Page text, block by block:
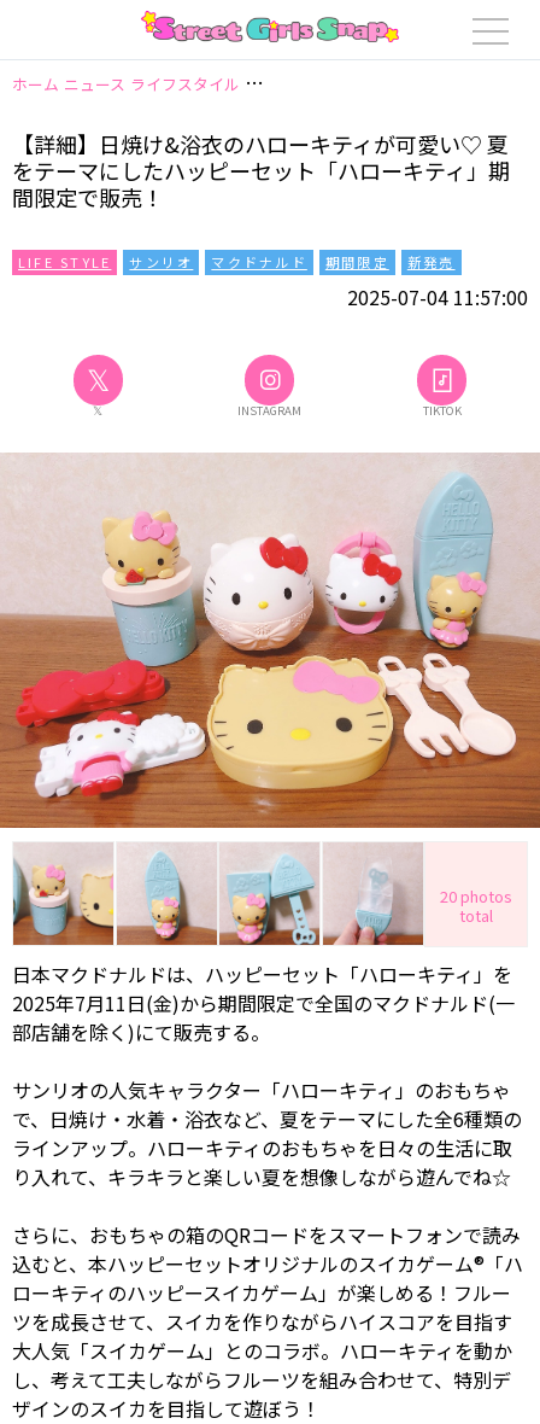
ホーム ニュース ライフスタイル 【詳細】日焼け&浴衣のハローキティが
【詳細】日焼け&浴衣のハローキティが可愛い♡ 夏
をテーマにしたハッピーセット「ハローキティ」期
間限定で販売！
LIFE STYLE サンリオ マクドナルド 期間限定 新発売
2025-07-04 11:57:00
𝕏
𝕏 INSTAGRAM TIKTOK
20 photos
total
日本マクドナルドは、ハッピーセット「ハローキティ」を
2025年7月11日(金)から期間限定で全国のマクドナルド(一
部店舗を除く)にて販売する。
サンリオの人気キャラクター「ハローキティ」のおもちゃ
で、日焼け・水着・浴衣など、夏をテーマにした全6種類の
ラインアップ。ハローキティのおもちゃを日々の生活に取
り入れて、キラキラと楽しい夏を想像しながら遊んでね☆
さらに、おもちゃの箱のQRコードをスマートフォンで読み
込むと、本ハッピーセットオリジナルのスイカゲーム®「ハ
ローキティのハッピースイカゲーム」が楽しめる！フルー
ツを成長させて、スイカを作りながらハイスコアを目指す
大人気「スイカゲーム」とのコラボ。ハローキティを動か
し、考えて工夫しながらフルーツを組み合わせて、特別デ
ザインのスイカを目指して遊ぼう！